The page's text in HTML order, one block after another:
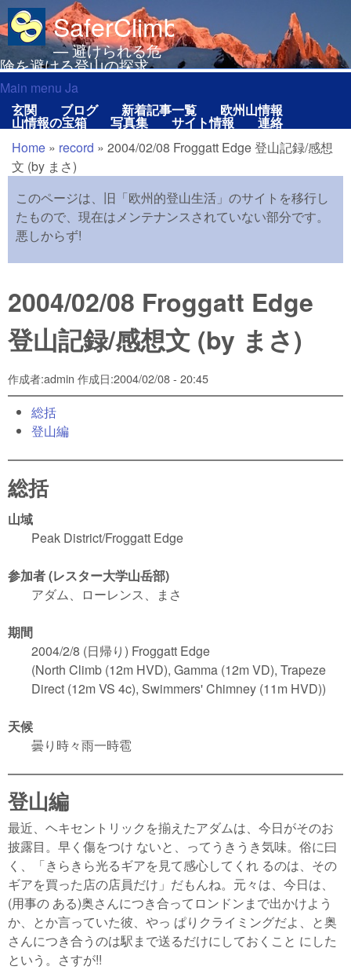
メインコンテンツに移動
SaferClimbing.org
— 避けられる危
険を避ける登山の探求
Main menu Ja
Main menu Ja
玄関
ブログ 新着記事一覧 欧州山情報
山情報の宝箱 写真集 サイト情報 連絡
現在地
Home » record » 2004/02/08 Froggatt Edge 登山記録/感想
文 (by まさ)
このページは、旧「欧州的登山生活」のサイトを移行し
たもので、現在はメンテナンスされていない部分です。
悪しからず!
2004/02/08 Froggatt Edge
登山記録/感想文 (by まさ)
作成者:admin 作成日:2004/02/08 - 20:45
総括
登山編
総括
山域
Peak District/Froggatt Edge
参加者 (レスター大学山岳部)
アダム、ローレンス、まさ
期間
2004/2/8 (日帰り) Froggatt Edge
(North Climb (12m HVD), Gamma (12m VD), Trapeze
Direct (12m VS 4c), Swimmers' Chimney (11m HVD))
天候
曇り時々雨一時雹
登山編
最近、ヘキセントリックを揃えたアダムは、今日がそのお
披露目。早く傷をつけ ないと、ってうきうき気味。俗に曰
く、「きらきら光るギアを見て感心してくれ るのは、その
ギアを買った店の店員だけ」だもんね。元々は、今日は、
(用事の ある)奥さんにつき合ってロンドンまで出かけよう
か、とか言っていた彼、やっ ぱりクライミングだよ、と奥
さんにつき合うのは駅まで送るだけにしておくこと にした
という。さすが!!